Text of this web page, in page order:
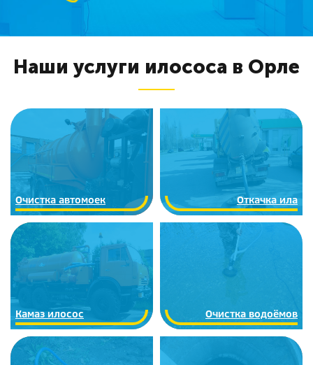
Наши услуги илососа в Орле
Очистка автомоек Откачка ила
Камаз илосос Очистка водоёмов